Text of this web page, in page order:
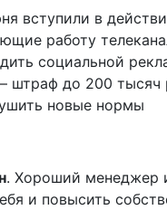
вступили в
работу
социальной
штраф до 200 тысяч
новые нормы
. Хороший менеджер
и повысить